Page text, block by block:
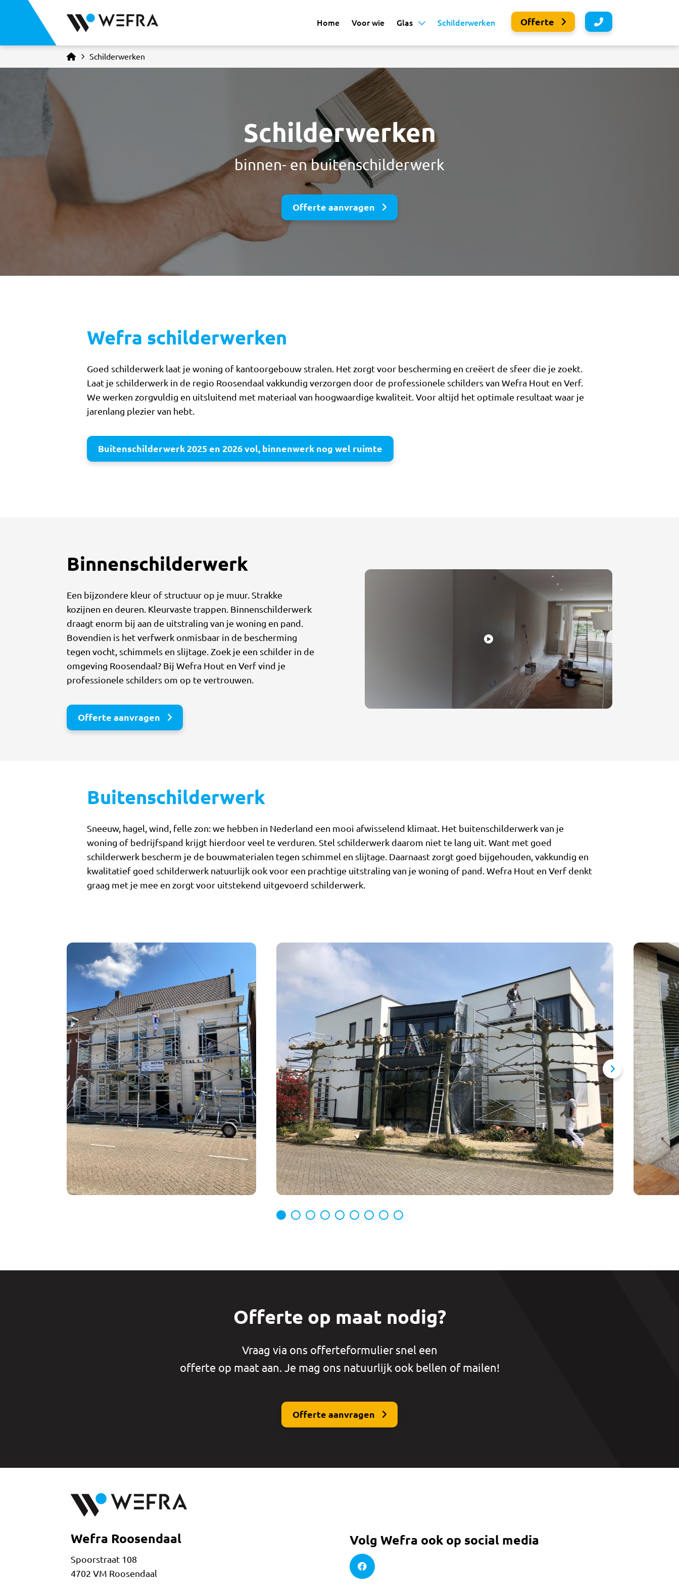
Home Voor wie Glas Schilderwerken Offerte
Schilderwerken
Schilderwerken
binnen- en buitenschilderwerk
Offerte aanvragen
Wefra schilderwerken
Goed schilderwerk laat je woning of kantoorgebouw stralen. Het zorgt voor bescherming en creëert de sfeer die je zoekt.
Laat je schilderwerk in de regio Roosendaal vakkundig verzorgen door de professionele schilders van Wefra Hout en Verf.
We werken zorgvuldig en uitsluitend met materiaal van hoogwaardige kwaliteit. Voor altijd het optimale resultaat waar je
jarenlang plezier van hebt.
Buitenschilderwerk 2025 en 2026 vol, binnenwerk nog wel ruimte
Binnenschilderwerk
Een bijzondere kleur of structuur op je muur. Strakke
kozijnen en deuren. Kleurvaste trappen. Binnenschilderwerk
draagt enorm bij aan de uitstraling van je woning en pand.
Bovendien is het verfwerk onmisbaar in de bescherming
tegen vocht, schimmels en slijtage. Zoek je een schilder in de
omgeving Roosendaal? Bij Wefra Hout en Verf vind je
professionele schilders om op te vertrouwen.
Offerte aanvragen
Buitenschilderwerk
Sneeuw, hagel, wind, felle zon: we hebben in Nederland een mooi afwisselend klimaat. Het buitenschilderwerk van je
woning of bedrijfspand krijgt hierdoor veel te verduren. Stel schilderwerk daarom niet te lang uit. Want met goed
schilderwerk bescherm je de bouwmaterialen tegen schimmel en slijtage. Daarnaast zorgt goed bijgehouden, vakkundig en
kwalitatief goed schilderwerk natuurlijk ook voor een prachtige uitstraling van je woning of pand. Wefra Hout en Verf denkt
graag met je mee en zorgt voor uitstekend uitgevoerd schilderwerk.
Offerte op maat nodig?
Vraag via ons offerteformulier snel een
offerte op maat aan. Je mag ons natuurlijk ook bellen of mailen!
Offerte aanvragen
Wefra Roosendaal
Spoorstraat 108
4702 VM Roosendaal
Volg Wefra ook op social media